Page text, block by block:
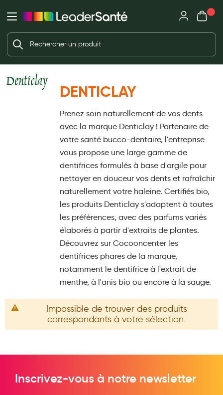
Ma Pharmacie LeaderSanté
Ouvrir l'application
Ouvrir
Créer un compte
Mon
Votre panier est vide
Beauté et soin
Visage
Soins mains et ongles
Dentifrices et bains de bouche
Brosses à dents et accessoires dentaires
Crème solaire - Visage et corps
Préservatifs - Gels lubrifiants
Accessoires, coutellerie, brosserie
Huiles
DENTICLAY
Prenez soin naturellement de vos dents
avec la marque Denticlay ! Partenaire de
votre santé bucco-dentaire, l'entreprise
vous propose une large gamme de
dentifrices formulés à base d'argile pour
nettoyer en douceur vos dents et rafraîchir
naturellement votre haleine. Certifiés bio,
les produits Denticlay s'adaptent à toutes
les préférences, avec des parfums variés
élaborés à partir d'extraits de plantes.
Découvrez sur Cocooncenter les
dentifrices phares de la marque,
notamment le dentifrice à l'extrait de
menthe, à l'anis bio ou encore à la sauge.
Impossible de trouver des produits
correspondants à votre sélection.
Inscrivez-vous à notre newsletter